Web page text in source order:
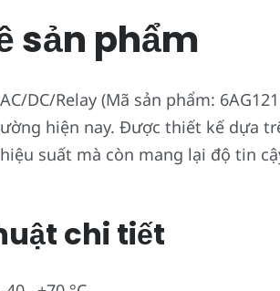
sản phẩm
AC/DC/Relay (Mã sản phẩm:
hiện nay. Được thiết kế dựa
suất mà còn mang lại độ tin
chi tiết